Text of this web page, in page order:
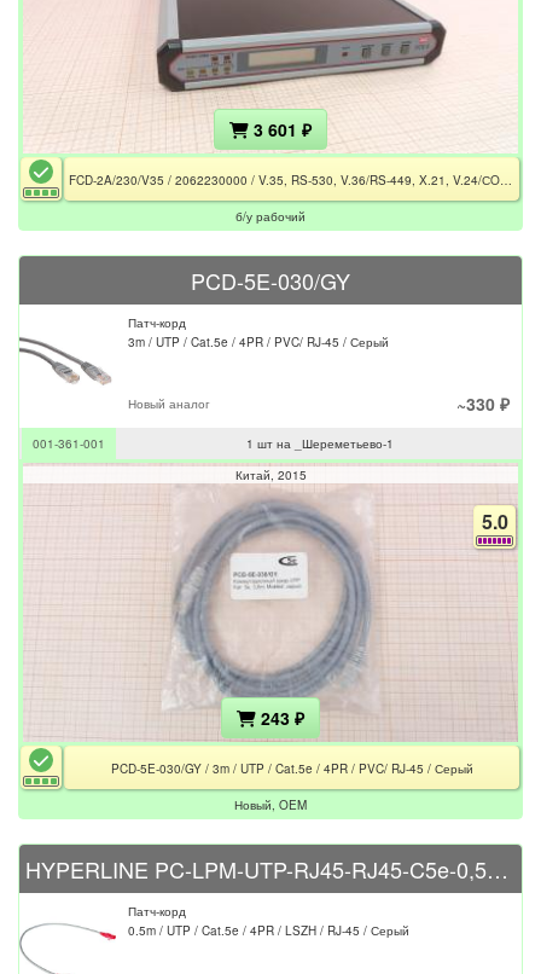
3 601 ₽
FCD-2A/230/V35 / 2062230000 / V.35, RS-530, V.36/RS-449, X.21, V.24/СOM-Port/RJ-45/DB-15/2x BNC
б/у рабочий
PCD-5E-030/GY
Патч-корд
3m / UTP / Cat.5e / 4PR / PVC/ RJ-45 / Серый
Новый аналог ~330 ₽
001-361-001
1 шт на _Шереметьево-1
Китай 2015
5.0
243 ₽
PCD-5E-030/GY / 3m / UTP / Cat.5e / 4PR / PVC/ RJ-45 / Серый
Новый, OEM
HYPERLINE PC-LPM-UTP-RJ45-RJ45-C5e-0,5M-LSZH-GY
Патч-корд
0.5m / UTP / Cat.5e / 4PR / LSZH / RJ-45 / Серый